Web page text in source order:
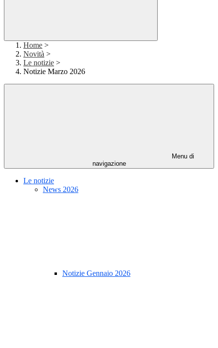
Home >
Novità >
Le notizie >
Notizie Marzo 2026
Menu di
navigazione
Le notizie
News 2026
Notizie Gennaio 2026